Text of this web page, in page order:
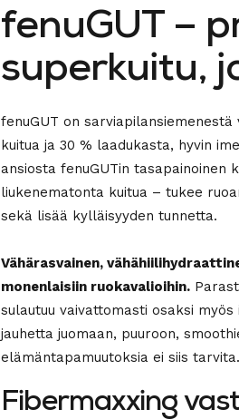
fenuGUT –
superkuitu,
fenuGUT on
kuitua ja 30 % laadukasta, hyvin
ansiosta fenuGUTin tasapainoinen
liukenematonta kuitua – tukee
sekä lisää kylläisyyden tunnetta.
Vähärasvainen,
monenlaisiin ruokavalioihin.
sulautuu vaivattomasti osaksi
jauhetta juomaan, puuroon,
elämäntapamuutoksia ei siis tarvita.
Fibermaxxing